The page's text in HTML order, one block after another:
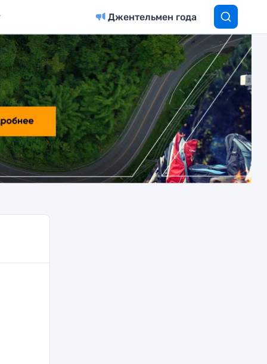
Джентельмен года